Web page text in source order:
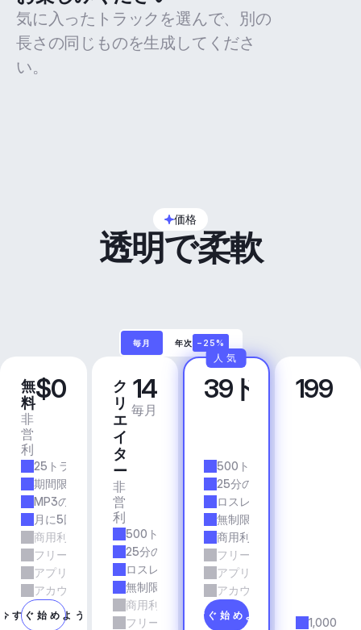
気に入ったトラックを選んで、別の
長さの同じものを生成してくださ
い。
価格
透明で柔軟
毎月 年次 −25%
無
料
非
営
利
$0
25トラック/月
期間限定
MP3の品質
月に5回のダウンロード
商用利用
フリーランスとエージェンシーの仕事
アプリとサービス
アカウントマネージャーのサポート
今すぐ始めよう
ク
リ
エ
イ
タ
ー
非
営
利
14
毎月
500トラック/月
25分の所要時間
ロスレス品質
無制限のダウンロード
商用利用
フリーランスとエージェンシーの仕事
プ
ロ
39ドル
500トラック/月
25分の所要時間
ロスレス品質
無制限のダウンロード
商用利用
フリーランスとエージェン
アプリとサービス
アカウントマネージャーの
今すぐ始めよう
人気
ビ
ジ
199
1,000ト